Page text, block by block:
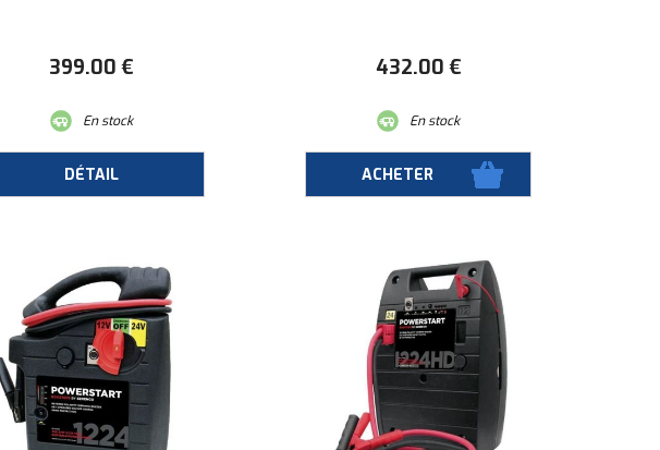
399.00 €
En stock
432.00 €
En stock